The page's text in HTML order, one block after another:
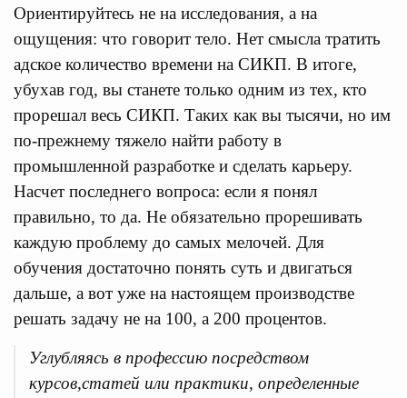
Ориентируйтесь не на исследования, а на
ощущения: что говорит тело. Нет смысла тратить
адское количество времени на СИКП. В итоге,
убухав год, вы станете только одним из тех, кто
прорешал весь СИКП. Таких как вы тысячи, но им
по-прежнему тяжело найти работу в
промышленной разработке и сделать карьеру.
Насчет последнего вопроса: если я понял
правильно, то да. Не обязательно прорешивать
каждую проблему до самых мелочей. Для
обучения достаточно понять суть и двигаться
дальше, а вот уже на настоящем производстве
решать задачу не на 100, а 200 процентов.
Углубляясь в профессию посредством
курсов,статей или практики, определенные